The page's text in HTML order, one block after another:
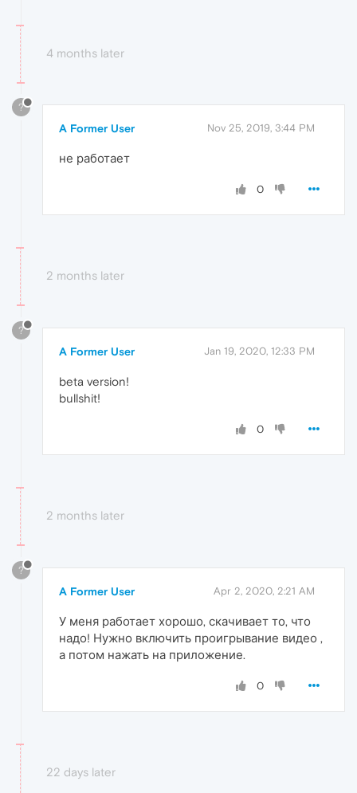
4 months later
?
A Former User Nov 25, 2019, 3:44 PM
не работает
0
2 months later
?
A Former User Jan 19, 2020, 12:33 PM
beta version!
bullshit!
0
2 months later
?
A Former User Apr 2, 2020, 2:21 AM
У меня работает хорошо, скачивает то, что
надо! Нужно включить проигрывание видео ,
а потом нажать на приложение.
0
22 days later